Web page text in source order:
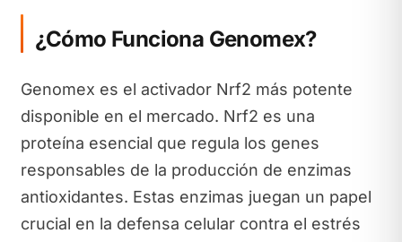
¿Cómo Funciona Genomex?
Genomex es el activador Nrf2 más potente
disponible en el mercado. Nrf2 es una
proteína esencial que regula los genes
responsables de la producción de enzimas
antioxidantes. Estas enzimas juegan un papel
crucial en la defensa celular contra el estrés